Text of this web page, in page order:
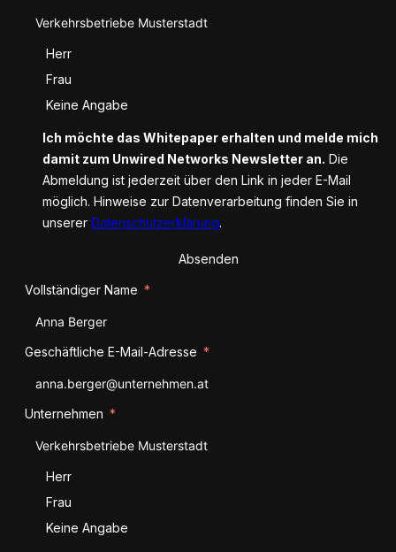
Anrede
Herr
Frau
Keine Angabe
Ich möchte das Whitepaper erhalten und melde mich
damit zum Unwired Networks Newsletter an. Die
Abmeldung ist jederzeit über den Link in jeder E-Mail
möglich. Hinweise zur Datenverarbeitung finden Sie in
unserer Datenschutzerklärung.
Absenden
Vollständiger Name
Geschäftliche E-Mail-Adresse
Unternehmen
Anrede
Herr
Frau
Keine Angabe